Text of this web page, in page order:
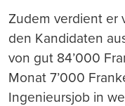
Zudem verdient er
den Kandidaten
von gut 84’000
Monat 7’000
Ingenieursjob in